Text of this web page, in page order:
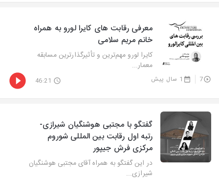
معرفی رقابت های کایرا لورو به همراه
خانم مریم سلامی
کایرا لورو مهم‌ترین و تأثیرگذارترین مسابقه
معمار...
7 1 سال پیش 46:21
گفتگو با مجتبی هوشنگیان شیرازی-
رتبه اول رقابت بین المللی شوروم
مرکزی فرش جیپور
در این گفتگو به همراه آقای مجتبی هوشنگیان
شیرازی...